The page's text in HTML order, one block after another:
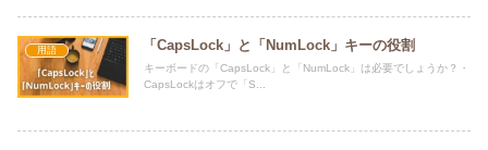
用語 「CapsLock」と「NumLock」キーの役割
キーボードの「CapsLock」と「NumLock」は必要でしょうか？・
CapsLockはオフで「S...